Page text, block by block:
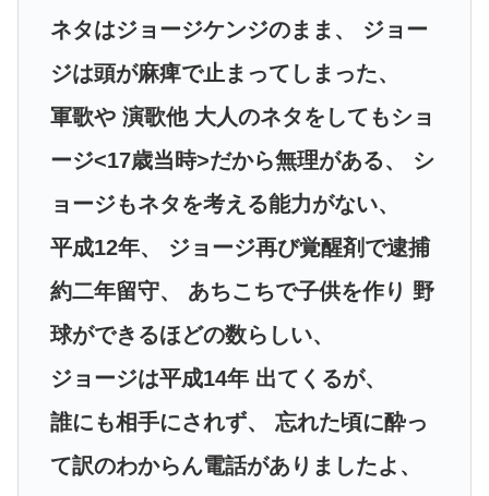
ネタはジョージケンジのまま、 ジョー
ジは頭が麻痺で止まってしまった、
軍歌や 演歌他 大人のネタをしてもショ
ージ<17歳当時>だから無理がある、 シ
ョージもネタを考える能力がない、
平成12年、 ジョージ再び覚醒剤で逮捕
約二年留守、 あちこちで子供を作り 野
球ができるほどの数らしい、
ジョージは平成14年 出てくるが、
誰にも相手にされず、 忘れた頃に酔っ
て訳のわからん電話がありましたよ、